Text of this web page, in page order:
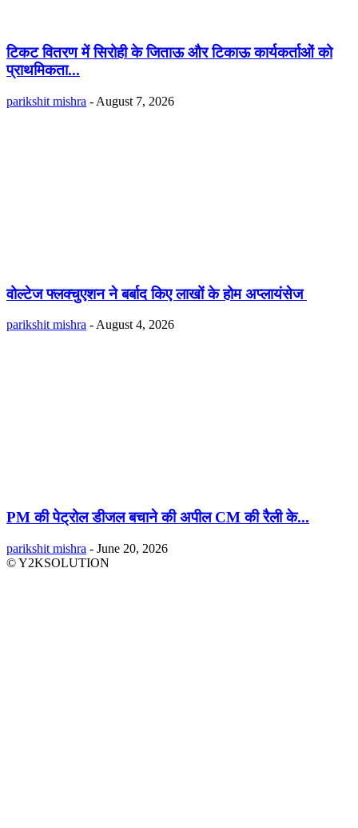
टिकट वितरण में सिरोही के जिताऊ और टिकाऊ कार्यकर्ताओं को
प्राथमिकता...
parikshit mishra - August 7, 2026
वोल्टेज फ्लक्चुएशन ने बर्बाद किए लाखों के होम अप्लायंसेज
parikshit mishra - August 4, 2026
PM की पेट्रोल डीजल बचाने की अपील CM की रैली के...
parikshit mishra - June 20, 2026
© Y2KSOLUTION